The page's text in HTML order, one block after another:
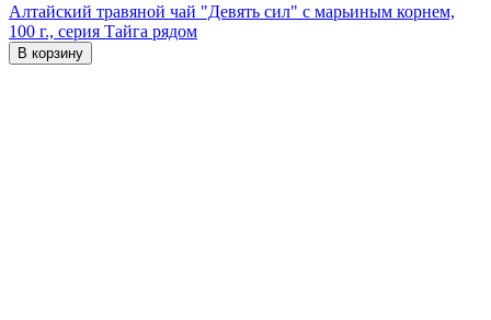
Алтайский травяной чай "Девять сил" с марьиным корнем,
100 г., серия Тайга рядом
В корзину